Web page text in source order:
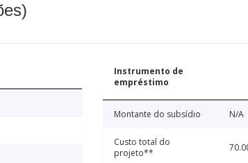
Instrumento de
empréstimo
Montante do subsídio N/A
Custo total do
projeto**